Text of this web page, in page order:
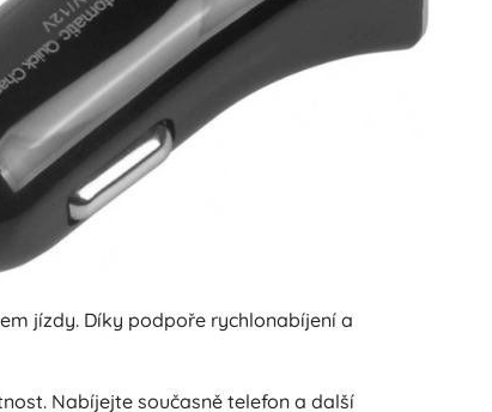
jízdy. Díky podpoře rychlonabíjení a
Nabíjejte současně telefon a další